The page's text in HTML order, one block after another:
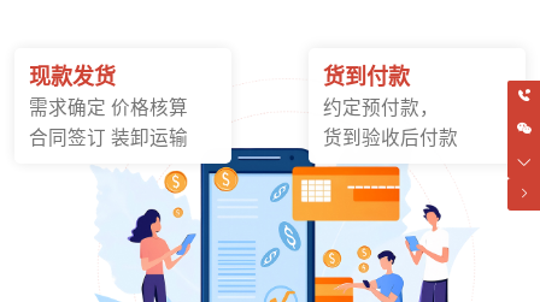
现款发货
需求确定 价格核算
合同签订 装卸运输
货到付款
约定预付款，
货到验收后付款